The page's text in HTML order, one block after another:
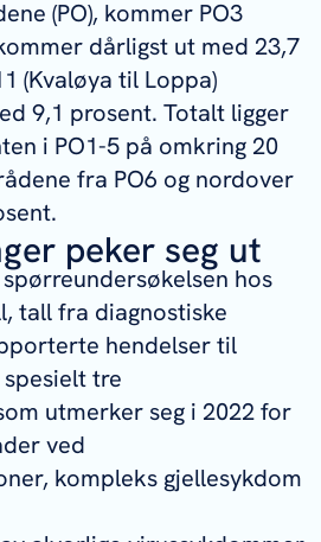
(PO), kommer PO3
dårligst ut med 23,7
(Kvaløya til Loppa)
9,1 prosent. Totalt ligger
i PO1-5 på omkring 20
fra PO6 og nordover
peker seg ut
hos
tall fra diagnostiske
hendelser til
tre
utmerker seg i 2022 for
ved
kompleks gjellesykdom